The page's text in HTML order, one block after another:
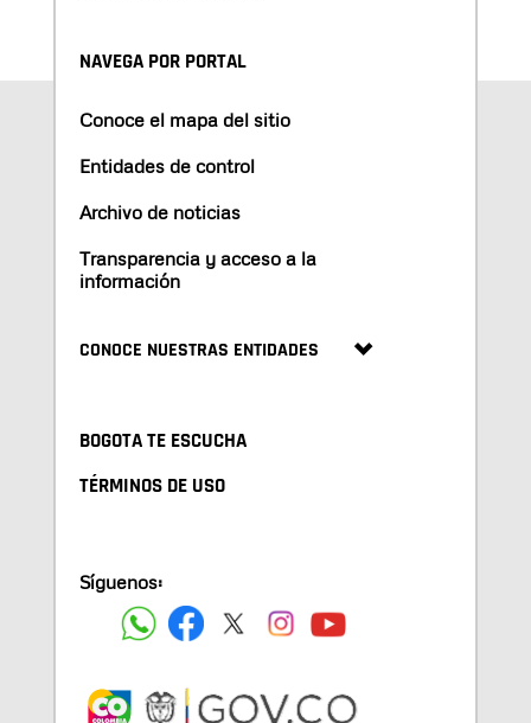
NAVEGA POR PORTAL
Conoce el mapa del sitio
Entidades de control
Archivo de noticias
Transparencia y acceso a la
información
CONOCE NUESTRAS ENTIDADES
BOGOTA TE ESCUCHA
TÉRMINOS DE USO
Síguenos: